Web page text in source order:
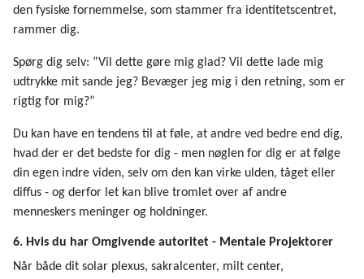
den fysiske fornemmelse, som stammer fra identitetscentret,
rammer dig.
Spørg dig selv: ”Vil dette gøre mig glad? Vil dette lade mig
udtrykke mit sande jeg? Bevæger jeg mig i den retning, som er
rigtig for mig?”
Du kan have en tendens til at føle, at andre ved bedre end dig,
hvad der er det bedste for dig - men nøglen for dig er at følge
din egen indre viden, selv om den kan virke ulden, tåget eller
diffus - og derfor let kan blive tromlet over af andre
menneskers meninger og holdninger.
6. Hvis du har Omgivende autoritet - Mentale Projektorer
Når både dit solar plexus, sakralcenter, milt center,